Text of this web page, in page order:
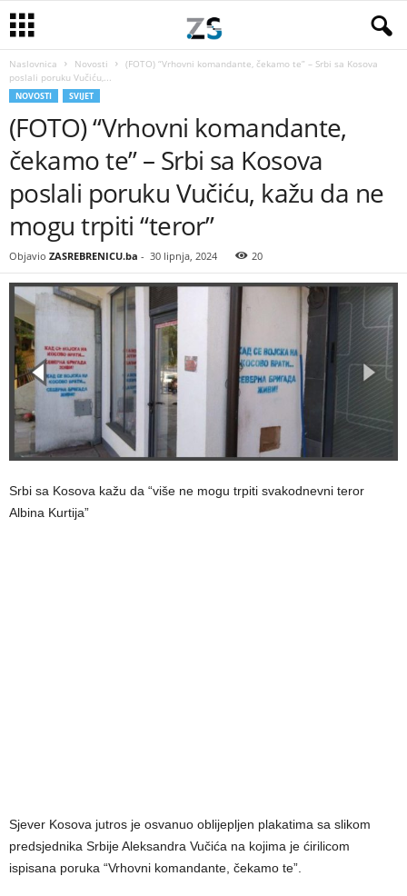
Naslovnica Novosti
(FOTO) “Vrhovni komandante, čekamo te” – Srbi sa Kosova
poslali poruku Vučiću,...
NOVOSTI SVIJET
(FOTO) “Vrhovni komandante,
čekamo te” – Srbi sa Kosova
poslali poruku Vučiću, kažu da ne
mogu trpiti “teror”
Objavio ZASREBRENICU.ba - 30 lipnja, 2024 20
Srbi sa Kosova kažu da “više ne mogu trpiti svakodnevni teror
Albina Kurtija”
Sjever Kosova jutros je osvanuo oblijepljen plakatima sa slikom
predsjednika Srbije Aleksandra Vučića na kojima je ćirilicom
ispisana poruka “Vrhovni komandante, čekamo te”.